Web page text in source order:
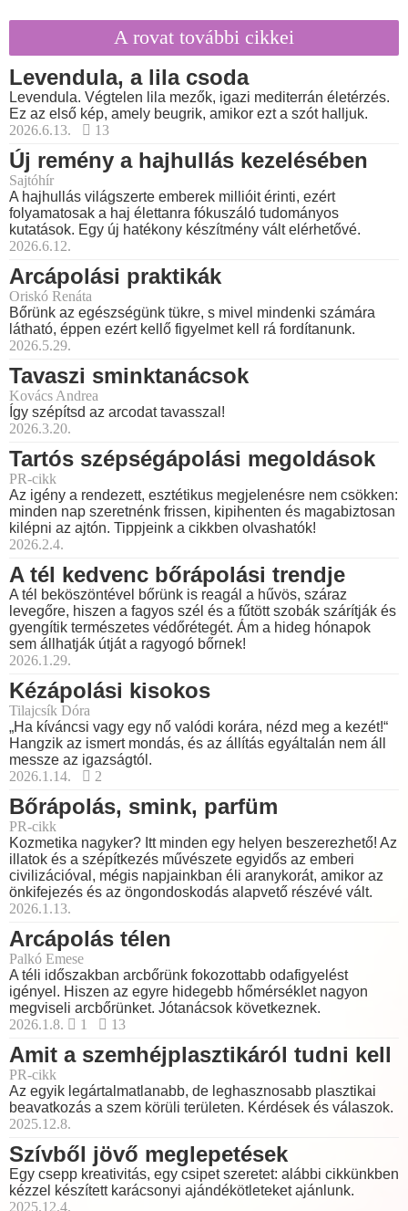
A rovat további cikkei
Levendula, a lila csoda
Levendula. Végtelen lila mezők, igazi mediterrán életérzés.
Ez az első kép, amely beugrik, amikor ezt a szót halljuk.
2026.6.13.
13
Új remény a hajhullás kezelésében
Sajtóhír
A hajhullás világszerte emberek millióit érinti, ezért
folyamatosak a haj élettanra fókuszáló tudományos
kutatások. Egy új hatékony készítmény vált elérhetővé.
2026.6.12.
Arcápolási praktikák
Oriskó Renáta
Bőrünk az egészségünk tükre, s mivel mindenki számára
látható, éppen ezért kellő figyelmet kell rá fordítanunk.
2026.5.29.
Tavaszi sminktanácsok
Kovács Andrea
Így szépítsd az arcodat tavasszal!
2026.3.20.
Tartós szépségápolási megoldások
PR-cikk
Az igény a rendezett, esztétikus megjelenésre nem csökken:
minden nap szeretnénk frissen, kipihenten és magabiztosan
kilépni az ajtón. Tippjeink a cikkben olvashatók!
2026.2.4.
A tél kedvenc bőrápolási trendje
A tél beköszöntével bőrünk is reagál a hűvös, száraz
levegőre, hiszen a fagyos szél és a fűtött szobák szárítják és
gyengítik természetes védőrétegét. Ám a hideg hónapok
sem állhatják útját a ragyogó bőrnek!
2026.1.29.
Kézápolási kisokos
Tilajcsík Dóra
„Ha kíváncsi vagy egy nő valódi korára, nézd meg a kezét!“
Hangzik az ismert mondás, és az állítás egyáltalán nem áll
messze az igazságtól.
2026.1.14.
2
Bőrápolás, smink, parfüm
PR-cikk
Kozmetika nagyker? Itt minden egy helyen beszerezhető! Az
illatok és a szépítkezés művészete egyidős az emberi
civilizációval, mégis napjainkban éli aranykorát, amikor az
önkifejezés és az öngondoskodás alapvető részévé vált.
2026.1.13.
Arcápolás télen
Palkó Emese
A téli időszakban arcbőrünk fokozottabb odafigyelést
igényel. Hiszen az egyre hidegebb hőmérséklet nagyon
megviseli arcbőrünket. Jótanácsok következnek.
2026.1.8.
1 13
Amit a szemhéjplasztikáról tudni kell
PR-cikk
Az egyik legártalmatlanabb, de leghasznosabb plasztikai
beavatkozás a szem körüli területen. Kérdések és válaszok.
2025.12.8.
Szívből jövő meglepetések
Egy csepp kreativitás, egy csipet szeretet: alábbi cikkünkben
kézzel készített karácsonyi ajándékötleteket ajánlunk.
2025.12.4.